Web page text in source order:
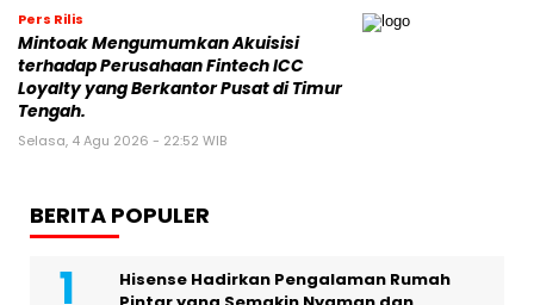
Pers Rilis
Mintoak Mengumumkan Akuisisi
terhadap Perusahaan Fintech ICC
Loyalty yang Berkantor Pusat di Timur
Tengah.
Selasa, 4 Agu 2026 - 22:52 WIB
BERITA POPULER
Hisense Hadirkan Pengalaman Rumah